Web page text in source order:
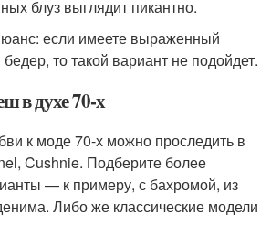
блуз выглядит пикантно.
если имеете выраженный
то такой вариант не подойдет.
в духе 70-х
к моде 70-х можно проследить в
Cushnie. Подберите более
— к примеру, с бахромой, из
Либо же классические модели